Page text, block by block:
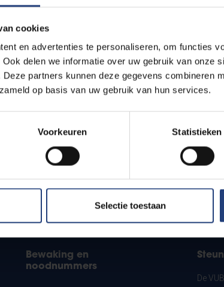
cookies
en advertenties te personaliseren, om functies
delen we informatie over uw gebruik van onze
partners kunnen deze gegevens combineren
op basis van uw gebruik van hun services.
Voorkeuren Statistieken
Selectie toestaan
*
URL van de pagina waar je de fout zag.
www.vub.be/nl/studeren-aan-de-vub/alle-opleidingen
Bewaking en
noodnummers
De